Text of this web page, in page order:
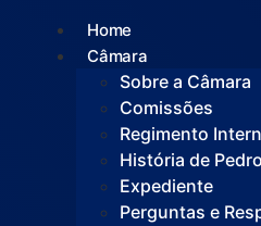
Home
Câmara
Sobre a Câmara
Comissões
Regimento
História de
Expediente
Perguntas e